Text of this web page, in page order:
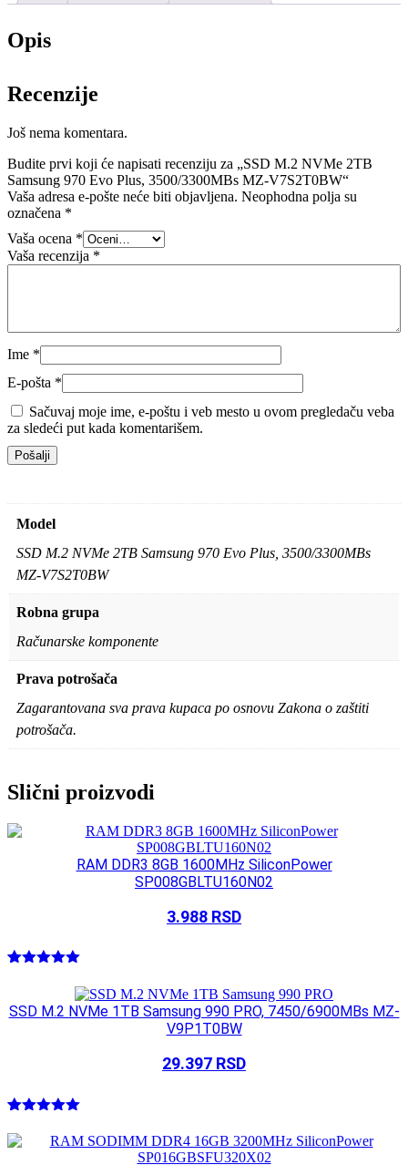
Opis
Recenzije
Još nema komentara.
Budite prvi koji će napisati recenziju za „SSD M.2 NVMe 2TB
Samsung 970 Evo Plus, 3500/3300MBs MZ-V7S2T0BW“
Vaša adresa e-pošte neće biti objavljena. Neophodna polja su
označena *
Vaša ocena *
Vaša recenzija *
Ime *
E-pošta *
Sačuvaj moje ime, e-poštu i veb mesto u ovom pregledaču veba
za sledeći put kada komentarišem.
Model
SSD M.2 NVMe 2TB Samsung 970 Evo Plus, 3500/3300MBs
MZ-V7S2T0BW
Robna grupa
Računarske komponente
Prava potrošača
Zagarantovana sva prava kupaca po osnovu Zakona o zaštiti
potrošača.
Slični proizvodi
RAM DDR3 8GB 1600MHz SiliconPower
SP008GBLTU160N02
3.988 RSD
na osnovu
ocene
SSD M.2 NVMe 1TB Samsung 990 PRO, 7450/6900MBs MZ-
V9P1T0BW
29.397 RSD
5.00
od 5
na osnovu